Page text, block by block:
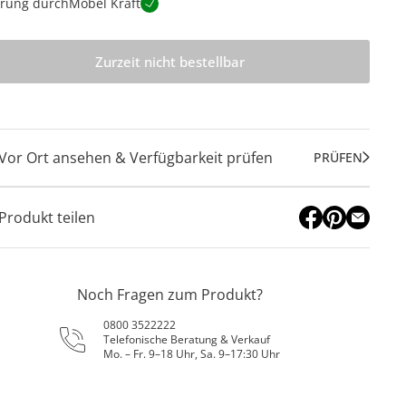
Zurzeit nicht bestellbar
Ort ansehen & Verfügbarkeit prüfen PRÜFEN
teilen
Noch Fragen zum Produkt?
0800 3522222
Telefonische Beratung & Verkauf
Mo. – Fr. 9–18 Uhr, Sa. 9–17:30 Uhr